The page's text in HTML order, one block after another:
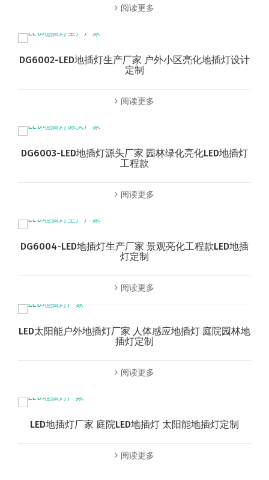
阅读更多
DG6002-LED地插灯生产厂家 户外小区亮化地插灯设计
定制
阅读更多
DG6003-LED地插灯源头厂家 园林绿化亮化LED地插灯
工程款
阅读更多
DG6004-LED地插灯生产厂家 景观亮化工程款LED地插
灯定制
阅读更多
LED太阳能户外地插灯厂家 人体感应地插灯 庭院园林地
插灯定制
阅读更多
LED地插灯厂家 庭院LED地插灯 太阳能地插灯定制
阅读更多